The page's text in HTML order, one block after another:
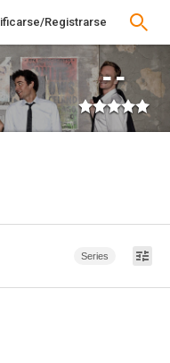
Registrarse
--
Series Filtrar